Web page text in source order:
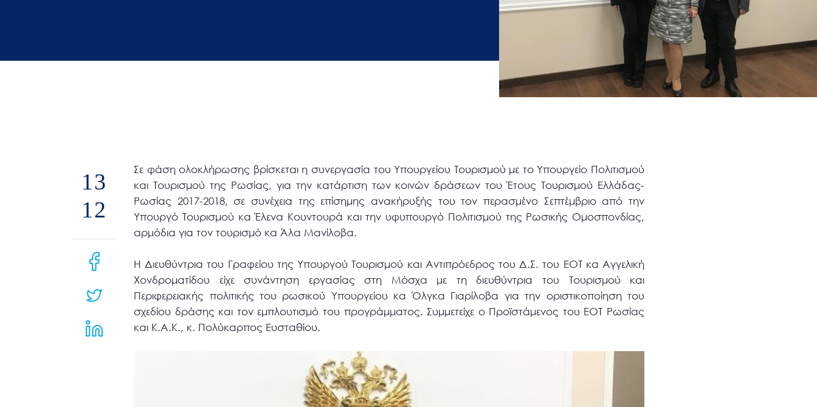
όρασης
13
12
Σε φάση ολοκλήρωσης βρίσκεται η συνεργασία του Υπουργείου Τουρισμού με το Υπουργείο Πολιτισμού
και Τουρισμού της Ρωσίας, για την κατάρτιση των κοινών δράσεων του Έτους Τουρισμού Ελλάδας-
Ρωσίας 2017-2018, σε συνέχεια της επίσημης ανακήρυξής του τον περασμένο Σεπτέμβριο από την
Υπουργό Τουρισμού κα Έλενα Κουντουρά και την υφυπουργό Πολιτισμού της Ρωσικής Ομοσπονδίας,
αρμόδια για τον τουρισμό κα Άλα Μανίλοβα.
Η Διευθύντρια του Γραφείου της Υπουργού Τουρισμού και Αντιπρόεδρος του Δ.Σ. του ΕΟΤ κα Αγγελική
Χονδροματίδου είχε συνάντηση εργασίας στη Μόσχα με τη διευθύντρια του Τουρισμού και
Περιφερειακής πολιτικής του ρωσικού Υπουργείου κα Όλγκα Γιαρίλοβα για την οριστικοποίηση του
σχεδίου δράσης και τον εμπλουτισμό του προγράμματος. Συμμετείχε ο Προϊστάμενος του ΕΟΤ Ρωσίας
και Κ.Α.Κ., κ. Πολύκαρπος Ευσταθίου.